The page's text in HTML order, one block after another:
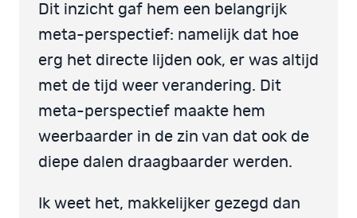
Dit inzicht gaf hem een belangrijk
meta-perspectief: namelijk dat hoe
erg het directe lijden ook, er was altijd
met de tijd weer verandering. Dit
meta-perspectief maakte hem
weerbaarder in de zin van dat ook de
diepe dalen draagbaarder werden.
Ik weet het, makkelijker gezegd dan